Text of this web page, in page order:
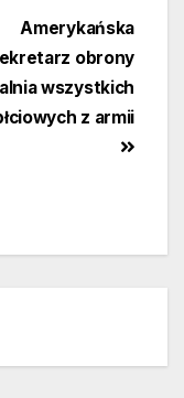
Amerykańska
obrony
wszystkich
z armii